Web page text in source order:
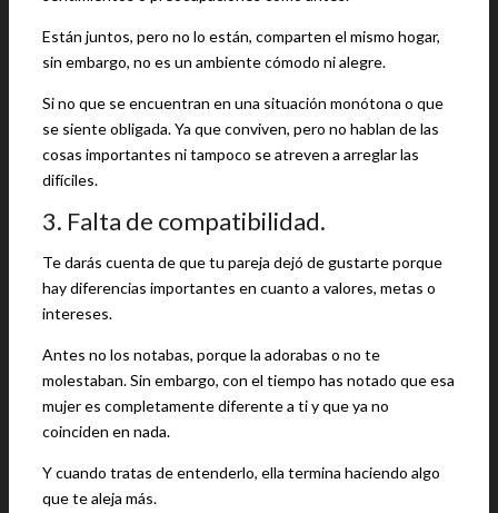
Están juntos, pero no lo están, comparten el mismo hogar,
sin embargo, no es un ambiente cómodo ni alegre.
Si no que se encuentran en una situación monótona o que
se siente obligada. Ya que conviven, pero no hablan de las
cosas importantes ni tampoco se atreven a arreglar las
difíciles.
3. Falta de compatibilidad.
Te darás cuenta de que tu pareja dejó de gustarte porque
hay diferencias importantes en cuanto a valores, metas o
intereses.
Antes no los notabas, porque la adorabas o no te
molestaban. Sin embargo, con el tiempo has notado que esa
mujer es completamente diferente a ti y que ya no
coinciden en nada.
Y cuando tratas de entenderlo, ella termina haciendo algo
que te aleja más.